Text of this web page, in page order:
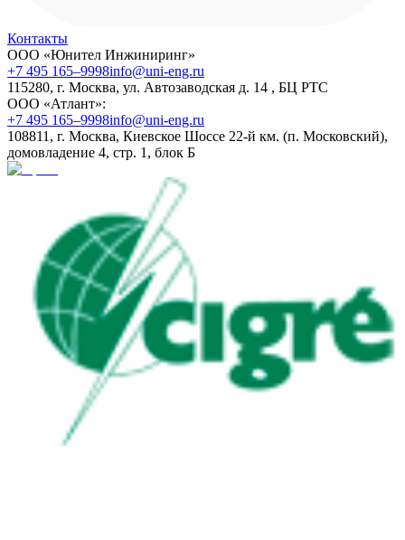
Контакты
ООО «Юнител Инжиниринг»
+7 495 165–9998info@uni-eng.ru
115280, г. Москва, ул. Автозаводская д. 14 , БЦ РТС
ООО «Атлант»:
+7 495 165–9998info@uni-eng.ru
108811, г. Москва, Киевское Шоссе 22-й км. (п. Московский),
домовладение 4, стр. 1, блок Б